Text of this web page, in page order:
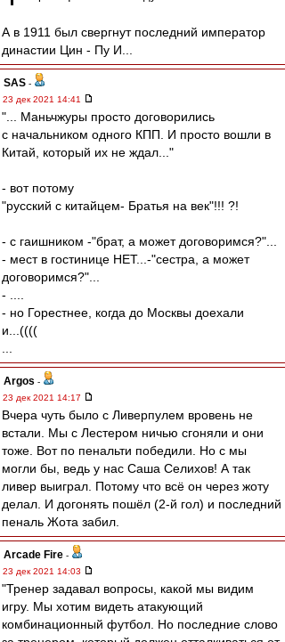
А в 1911 был свергнут последний император
династии Цин - Пу И...
SAS -
23 дек 2021 14:41
"... Маньчжуры просто договорились
с начальником одного КПП. И просто вошли в
Китай, который их не ждал..."
- вот потому
"русский с китайцем- Братья на век"!!! ?!
- с гаишником -"брат, а может договоримся?"...
- мест в гостинице НЕТ...-"сестра, а может
договоримся?"...
- ....
- но Горестнее, когда до Москвы доехали
и...((((
Argos -
23 дек 2021 14:17
Вчера чуть было с Ливерпулем вровень не
встали. Мы с Лестером ничью сгоняли и они
тоже. Вот по пенальти победили. Но с мы
могли бы, ведь у нас Саша Селихов! А так
ливер выиграл. Потому что всё он через жоту
делал. И догонять пошёл (2-й гол) и последний
пеналь Жота забил.
Arcade Fire -
23 дек 2021 14:03
"Тренер задавал вопросы, какой мы видим
игру. Мы хотим видеть атакующий
комбинационный футбол. Но последние слово